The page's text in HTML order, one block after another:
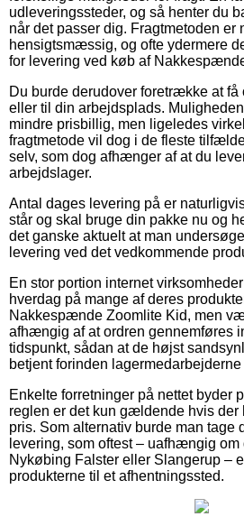
udleveringssteder, og så henter du
når det passer dig. Fragtmetoden er
hensigtsmæssig, og ofte ydermere
for levering ved køb af
Du burde derudover foretrække at få
eller til din arbejdsplads.
mindre prisbillig, men ligeledes
fragtmetode vil dog i de fleste
selv, som dog afhænger af at du
arbejdslager.
Antal dages levering på er
står og skal bruge din pakke nu og
det ganske aktuelt at man
levering ved det vedkommende
En stor portion internet
hverdag på mange af deres
Nakkespænde Zoomlite Kid, men
afhængig af at ordren gennemføres
tidspunkt, sådan at de højst
betjent forinden lagermedarbejderne
Enkelte forretninger på nettet byder
reglen er det kun gældende hvis der
pris. Som alternativ burde man tage
levering, som oftest – uafhængig
Nykøbing Falster eller Slangerup –
produkterne til et afhentningssted.